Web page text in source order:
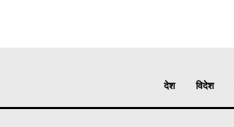
देश विदेश